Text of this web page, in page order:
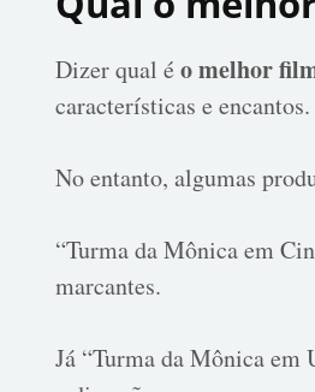
Dizer qual é o melhor
características e encantos.
No entanto, algumas
“Turma da Mônica em
marcantes.
Já “Turma da Mônica em